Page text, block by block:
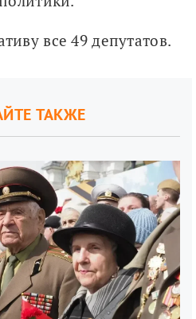
все 49 депутатов.
ТАКЖЕ